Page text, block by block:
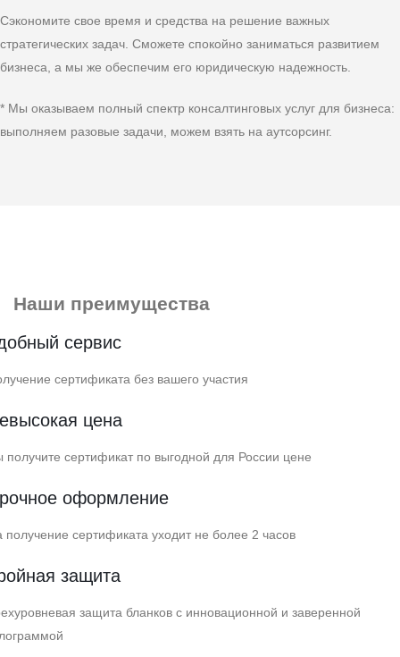
Сэкономите свое время и средства на решение важных
стратегических задач. Сможете спокойно заниматься развитием
бизнеса, а мы же обеспечим его юридическую надежность.
* Мы оказываем полный спектр консалтинговых услуг для бизнеса:
выполняем разовые задачи, можем взять на аутсорсинг.
Наши преимущества
сервис
сертификата без вашего участия
цена
получите сертификат по выгодной для России цене
оформление
получение сертификата уходит не более 2 часов
защита
защита бланков с инновационной и заверенной